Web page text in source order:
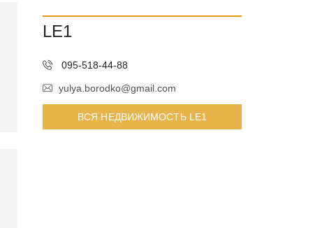
LE1
095-518-44-88
yulya.borodko@gmail.com
ВСЯ НЕДВИЖИМОСТЬ LE1